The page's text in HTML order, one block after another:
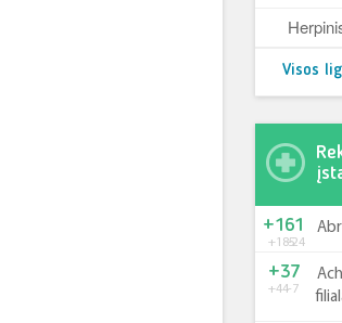
Visos
+185-24
+161
+44-7
+37